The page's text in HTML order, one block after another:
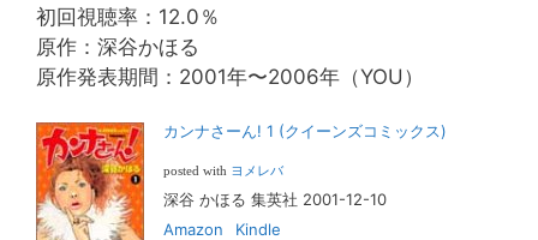
初回視聴率：12.0％
原作：深谷かほる
原作発表期間：2001年〜2006年（YOU）
カンナさーん! 1 (クイーンズコミックス)
posted with ヨメレバ
深谷 かほる 集英社 2001-12-10
Amazon
Kindle